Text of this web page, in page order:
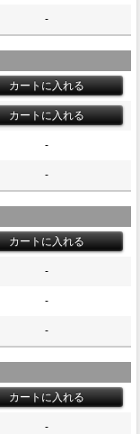
-
-
-
-
-
-
-